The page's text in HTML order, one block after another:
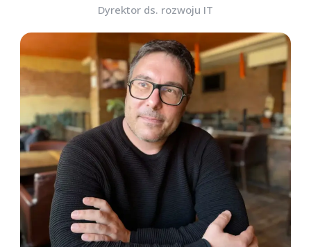
Dyrektor ds. rozwoju IT